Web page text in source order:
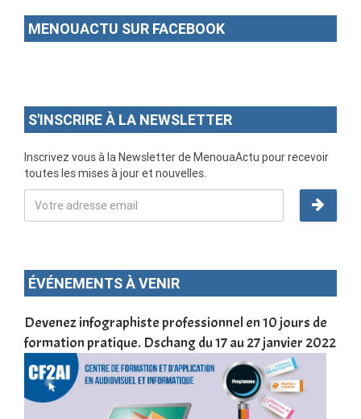
MENOUACTU SUR FACEBOOK
S'INSCRIRE À LA NEWSLETTER
Inscrivez vous à la Newsletter de MenouaActu pour recevoir
toutes les mises à jour et nouvelles.
ÉVÉNEMENTS À VENIR
Devenez infographiste professionnel en 10 jours de
formation pratique. Dschang du 17 au 27 janvier 2022